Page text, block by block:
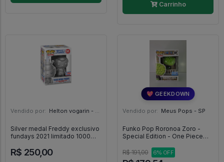
Carrinho
Vendido por: Helton vogarin - SP
Silver medal Freddy exclusivo
fundays 2021 limitado 1000
R$ 250,00
💖 GEEKDOWN
Vendido por: Meus Pops - SP
Funko Pop Roronoa Zoro -
Special Edition - One Piece
R$ 191,00
6% OFF